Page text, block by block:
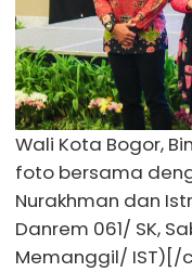
Wali Kota Bogor,
foto bersama
Nurakhman dan
Danrem 061/ SK,
Memanggil/ IST)[/